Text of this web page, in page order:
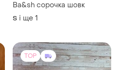
Ba&sh сорочка шовк
S і ще 1
TOP